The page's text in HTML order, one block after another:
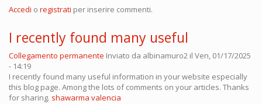
Accedi o registrati per inserire commenti.
I recently found many useful
Collegamento permanente Inviato da albinamuro2 il Ven, 01/17/2025
- 14:19
I recently found many useful information in your website especially
this blog page. Among the lots of comments on your articles. Thanks
for sharing. shawarma valencia